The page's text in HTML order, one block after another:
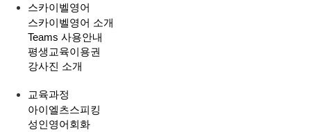
스카이벨영어
스카이벨영어 소개
Teams 사용안내
평생교육이용권
강사진 소개
교육과정
아이엘츠스피킹
성인영어회화